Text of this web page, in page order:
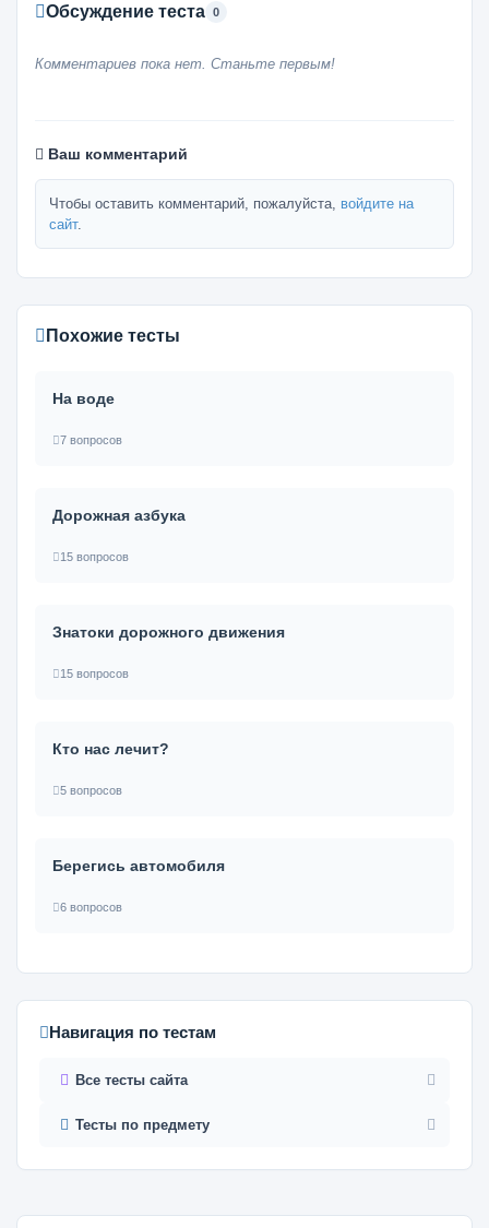
Обсуждение теста 0
Комментариев пока нет. Станьте первым!
Ваш комментарий
Чтобы оставить комментарий, пожалуйста, войдите на
сайт.
Похожие тесты
На воде
7 вопросов
Дорожная азбука
15 вопросов
Знатоки дорожного движения
15 вопросов
Кто нас лечит?
5 вопросов
Берегись автомобиля
6 вопросов
Навигация по тестам
Все тесты сайта
Тесты по предмету